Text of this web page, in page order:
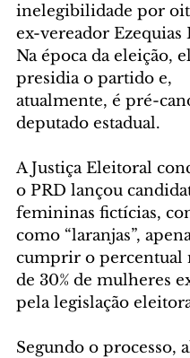
inelegibilidade por
ex-vereador Ezequias
Na época da eleição,
presidia o partido e,
atualmente, é pré-
deputado estadual.
A Justiça Eleitoral
o PRD lançou
femininas fictícias,
como “laranjas”,
cumprir o
de 30% de mulheres
pela legislação
Segundo o processo,